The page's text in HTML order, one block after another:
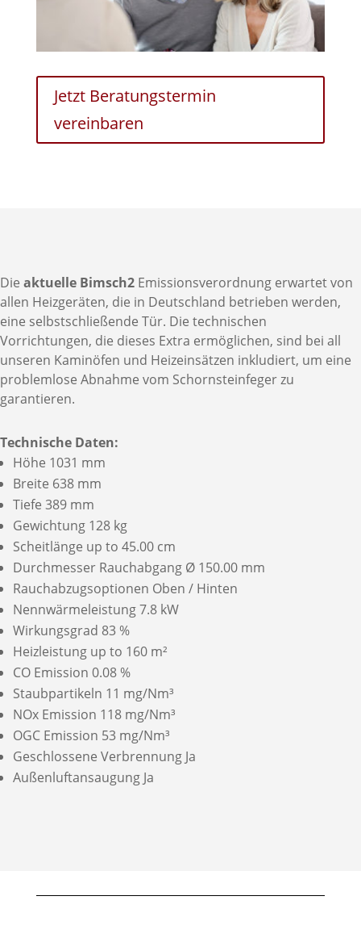
Jetzt Beratungstermin
vereinbaren
Die aktuelle Bimsch2 Emissionsverordnung erwartet von
allen Heizgeräten, die in Deutschland betrieben werden,
eine selbstschließende Tür. Die technischen
Vorrichtungen, die dieses Extra ermöglichen, sind bei all
unseren Kaminöfen und Heizeinsätzen inkludiert, um eine
problemlose Abnahme vom Schornsteinfeger zu
garantieren.
Technische Daten:
Höhe 1031 mm
Breite 638 mm
Tiefe 389 mm
Gewichtung 128 kg
Scheitlänge up to 45.00 cm
Durchmesser Rauchabgang Ø 150.00 mm
Rauchabzugsoptionen Oben / Hinten
Nennwärmeleistung 7.8 kW
Wirkungsgrad 83 %
Heizleistung up to 160 m²
CO Emission 0.08 %
Staubpartikeln 11 mg/Nm³
NOx Emission 118 mg/Nm³
OGC Emission 53 mg/Nm³
Geschlossene Verbrennung Ja
Außenluftansaugung Ja